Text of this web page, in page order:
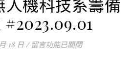
人機科技系籌備
18 日 / 在〈人工智慧無人機科技系籌
留言功能已關閉